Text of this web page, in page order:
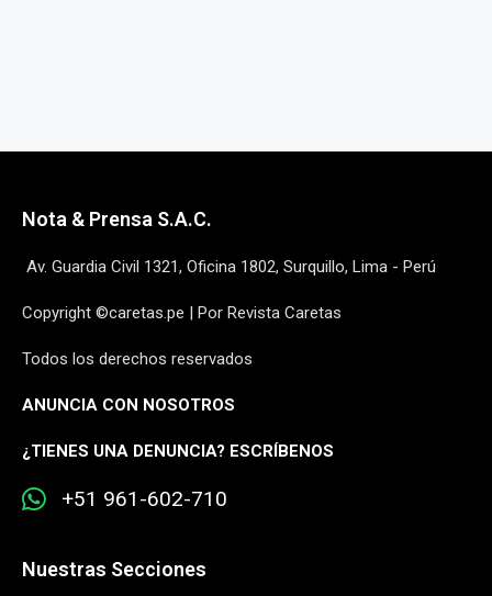
Nota & Prensa S.A.C.
Av. Guardia Civil 1321, Oficina 1802, Surquillo, Lima - Perú
Copyright ©caretas.pe | Por Revista Caretas
Todos los derechos reservados
ANUNCIA CON NOSOTROS
¿TIENES UNA DENUNCIA? ESCRÍBENOS
+51 961-602-710
Nuestras Secciones